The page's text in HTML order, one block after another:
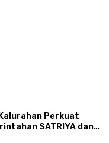
Perkuat
SATRIYA dan